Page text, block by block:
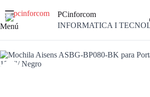
contenido
Menú
PCinforcom
INFORMATICA I